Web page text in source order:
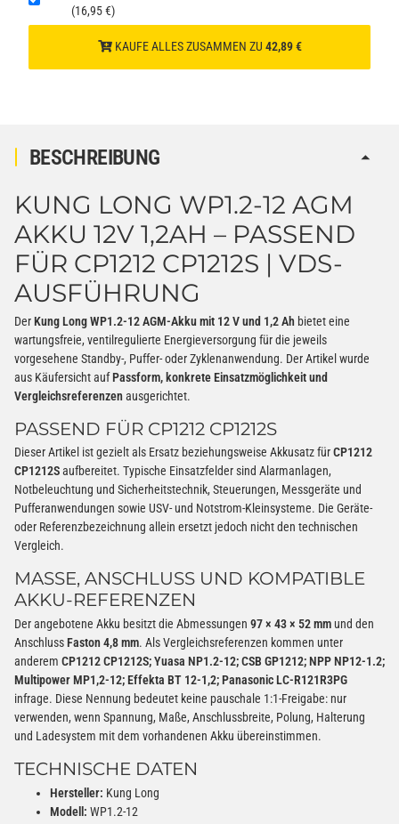
(16,95 €)
KAUFE ALLES ZUSAMMEN ZU 42,89 €
BESCHREIBUNG
KUNG LONG WP1.2-12 AGM
AKKU 12V 1,2AH – PASSEND
FÜR CP1212 CP1212S | VDS-
AUSFÜHRUNG
DerKung Long WP1.2-12 AGM-Akku mit 12 V und 1,2 Ah bietet eine
wartungsfreie, ventilregulierte Energieversorgung für die jeweils
vorgesehene Standby-, Puffer- oder Zyklenanwendung. Der Artikel wurde
aus Käufersicht aufPassform, konkrete Einsatzmöglichkeit und
Vergleichsreferenzenausgerichtet.
PASSEND FÜR CP1212 CP1212S
Dieser Artikel ist gezielt als Ersatz beziehungsweise Akkusatz fürCP1212
CP1212Saufbereitet. Typische Einsatzfelder sind Alarmanlagen,
Notbeleuchtung und Sicherheitstechnik, Steuerungen, Messgeräte und
Pufferanwendungen sowie USV- und Notstrom-Kleinsysteme. Die Geräte-
oder Referenzbezeichnung allein ersetzt jedoch nicht den technischen
Vergleich.
MASSE, ANSCHLUSS UND KOMPATIBLE A
KKU-REFERENZEN
Der angebotene Akku besitzt die Abmessungen 97 × 43 × 52 mm und den
AnschlussFaston 4,8 mm. Als Vergleichsreferenzen kommen unter
anderem CP1212 CP1212S; Yuasa NP1.2-12; CSB GP1212; NPP NP12-1.2;
Multipower MP1,2-12; Effekta BT 12-1,2; Panasonic LC-R121R3PG
infrage. Diese Nennung bedeutet keine pauschale 1:1-Freigabe: nur
verwenden, wenn Spannung, Maße, Anschlussbreite, Polung, Halterung
und Ladesystem mit dem vorhandenen Akku übereinstimmen.
TECHNISCHE DATEN
Hersteller: Kung Long
Modell: WP1.2-12